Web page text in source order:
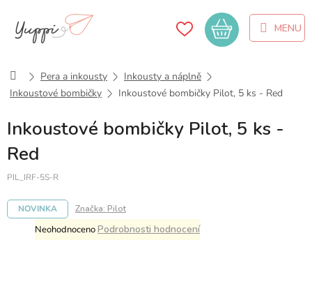
obsah
Nákupní
košík
DomůPera a inkousty
Inkousty a náplně
Inkoustové bombičky
Inkoustové bombičky Pilot, 5 ks - Red
Inkoustové bombičky Pilot, 5 ks -
Red
PIL_IRF-5S-R
NOVINKA
Průměrné
hodnocení
NeohodnocenoPodrobnosti hodnocení
Značka: Pilot